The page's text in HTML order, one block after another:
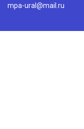
mpa-ural@mail.ru